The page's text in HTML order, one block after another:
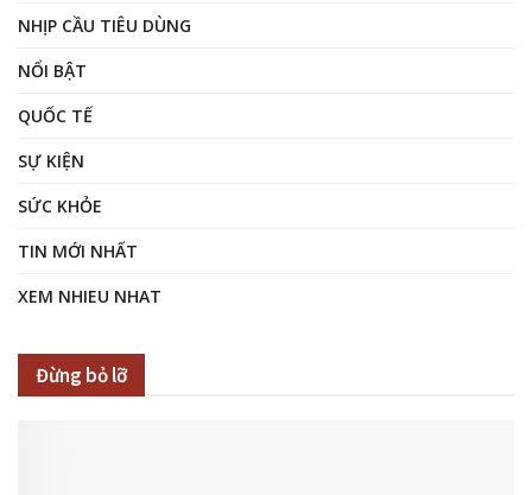
NHỊP CẦU TIÊU DÙNG
NỔI BẬT
QUỐC TẾ
SỰ KIỆN
SỨC KHỎE
TIN MỚI NHẤT
XEM NHIEU NHAT
Đừng bỏ lỡ